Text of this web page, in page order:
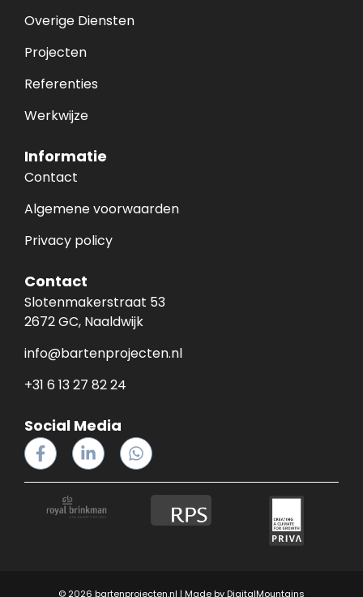
Overige Diensten
Projecten
Referenties
Werkwijze
Informatie
Contact
Algemene voorwaarden
Privacy policy
Contact
Slotenmakerstraat 53
2672 GC, Naaldwijk
info@bartenprojecten.nl
+31 6 13 27 82 24
Social Media
© 2026 bartenprojecten.nl | Made by DigitalMountains